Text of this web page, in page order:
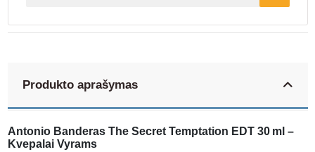
Produkto aprašymas
Antonio Banderas The Secret Temptation EDT 30 ml –
Kvepalai Vyrams